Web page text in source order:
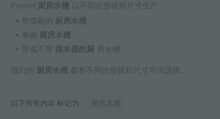
Foster 厨房水槽 以不同的形状和尺寸生产：
带双碗的 厨房水槽
，
单碗 厨房水槽
，
带或不带排水器的厨 房水槽
我们的 厨房水槽 都有不同的形状和尺寸可供选择。
以下所有内容 标记为： 厨房水槽